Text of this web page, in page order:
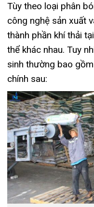
Tùy theo loại phân
công nghệ sản xuất
thành phần khí thải
thể khác nhau. Tuy
sinh thường bao
chính sau: